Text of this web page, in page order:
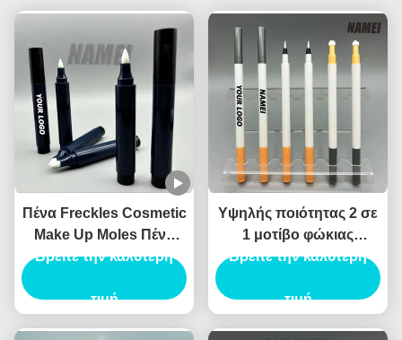
Πένα Freckles Cosmetic
Make Up Moles Πένα
Freckles Custom Logo
Περιέκτη Πένας
Βρείτε την καλύτερη
τιμή
Υψηλής ποιότητας 2 σε
1 μοτίβο φώκιας
Eyeliner υγρό Eyeliner
συσκευασία Canthus
Βρείτε την καλύτερη
τιμή